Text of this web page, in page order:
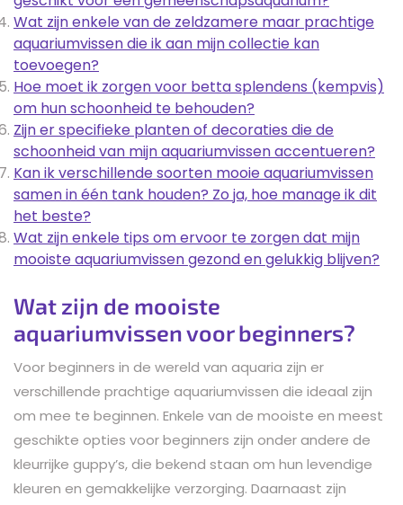
Wat zijn enkele van de zeldzamere maar prachtige
aquariumvissen die ik aan mijn collectie kan
toevoegen?
Hoe moet ik zorgen voor betta splendens (kempvis)
om hun schoonheid te behouden?
Zijn er specifieke planten of decoraties die de
schoonheid van mijn aquariumvissen accentueren?
Kan ik verschillende soorten mooie aquariumvissen
samen in één tank houden? Zo ja, hoe manage ik dit
het beste?
Wat zijn enkele tips om ervoor te zorgen dat mijn
mooiste aquariumvissen gezond en gelukkig blijven?
Wat zijn de mooiste
aquariumvissen voor beginners?
Voor beginners in de wereld van aquaria zijn er
verschillende prachtige aquariumvissen die ideaal zijn
om mee te beginnen. Enkele van de mooiste en meest
geschikte opties voor beginners zijn onder andere de
kleurrijke guppy’s, die bekend staan om hun levendige
kleuren en gemakkelijke verzorging. Daarnaast zijn